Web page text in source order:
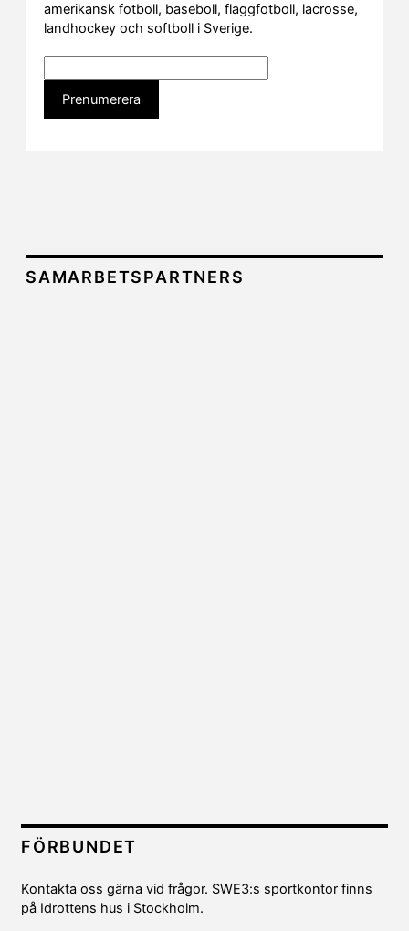
amerikansk fotboll, baseboll, flaggfotboll, lacrosse,
landhockey och softboll i Sverige.
SAMARBETSPARTNERS
FÖRBUNDET
Kontakta oss gärna vid frågor. SWE3:s sportkontor finns
på Idrottens hus i Stockholm.